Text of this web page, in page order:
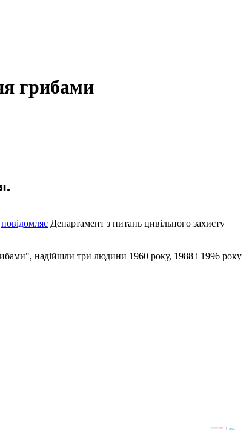
грибами
повідомляє Департамент з питань цивільного захисту
надійшли три людини 1960 року, 1988 і 1996 року